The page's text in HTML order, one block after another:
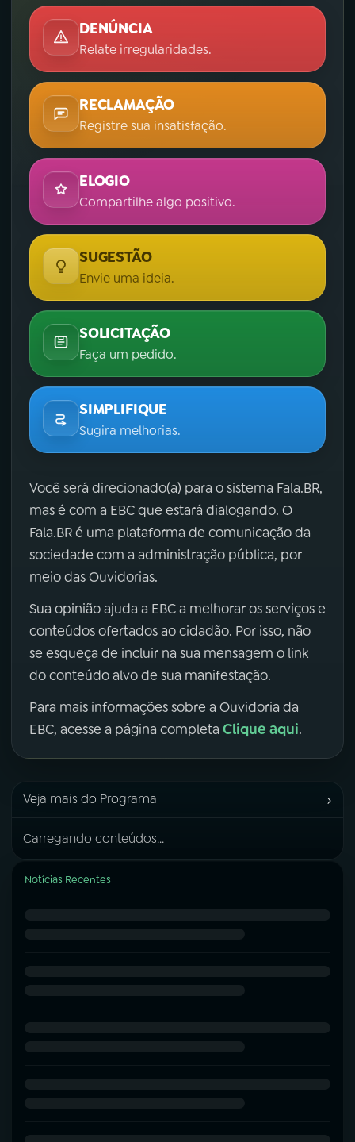
DENÚNCIA
Relate irregularidades.
RECLAMAÇÃO
Registre sua insatisfação.
ELOGIO
Compartilhe algo positivo.
SUGESTÃO
Envie uma ideia.
SOLICITAÇÃO
Faça um pedido.
SIMPLIFIQUE
Sugira melhorias.
Você será direcionado(a) para o sistema Fala.BR,
mas é com a EBC que estará dialogando. O
Fala.BR é uma plataforma de comunicação da
sociedade com a administração pública, por
meio das Ouvidorias.
Sua opinião ajuda a EBC a melhorar os serviços e
conteúdos ofertados ao cidadão. Por isso, não
se esqueça de incluir na sua mensagem o link
do conteúdo alvo de sua manifestação.
Para mais informações sobre a Ouvidoria da
EBC, acesse a página completa Clique aqui.
Veja mais do Programa ›
Carregando conteúdos...
Notícias Recentes